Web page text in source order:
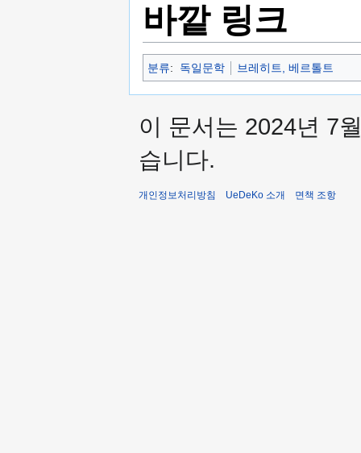
바깥 링크
분류: 독일문학 브레히트, 베르톨트
이 문서는 2024년 7
습니다.
개인정보처리방침 UeDeKo 소개 면책 조항